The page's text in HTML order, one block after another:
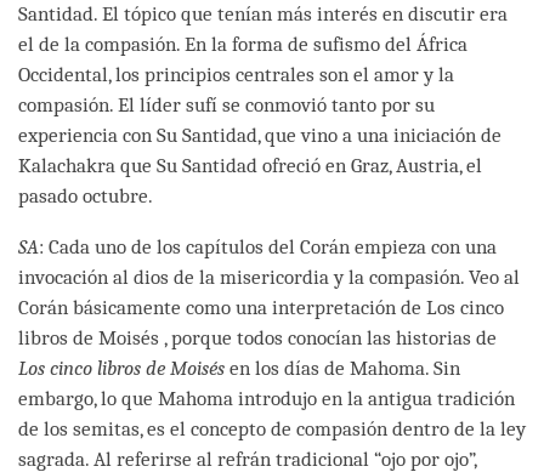
Santidad. El tópico que tenían más interés en discutir era
el de la compasión. En la forma de sufismo del África
Occidental, los principios centrales son el amor y la
compasión. El líder sufí se conmovió tanto por su
experiencia con Su Santidad, que vino a una iniciación de
Kalachakra que Su Santidad ofreció en Graz, Austria, el
pasado octubre.
SA: Cada uno de los capítulos del Corán empieza con una
invocación al dios de la misericordia y la compasión. Veo al
Corán básicamente como una interpretación de Los cinco
libros de Moisés , porque todos conocían las historias de
Los cinco libros de Moisés en los días de Mahoma. Sin
embargo, lo que Mahoma introdujo en la antigua tradición
de los semitas, es el concepto de compasión dentro de la ley
sagrada. Al referirse al refrán tradicional “ojo por ojo”,